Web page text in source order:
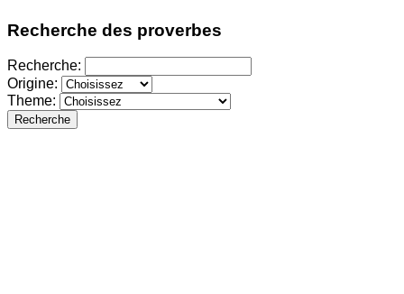
Recherche des proverbes
Recherche:
Origine:
Theme:
Recherche